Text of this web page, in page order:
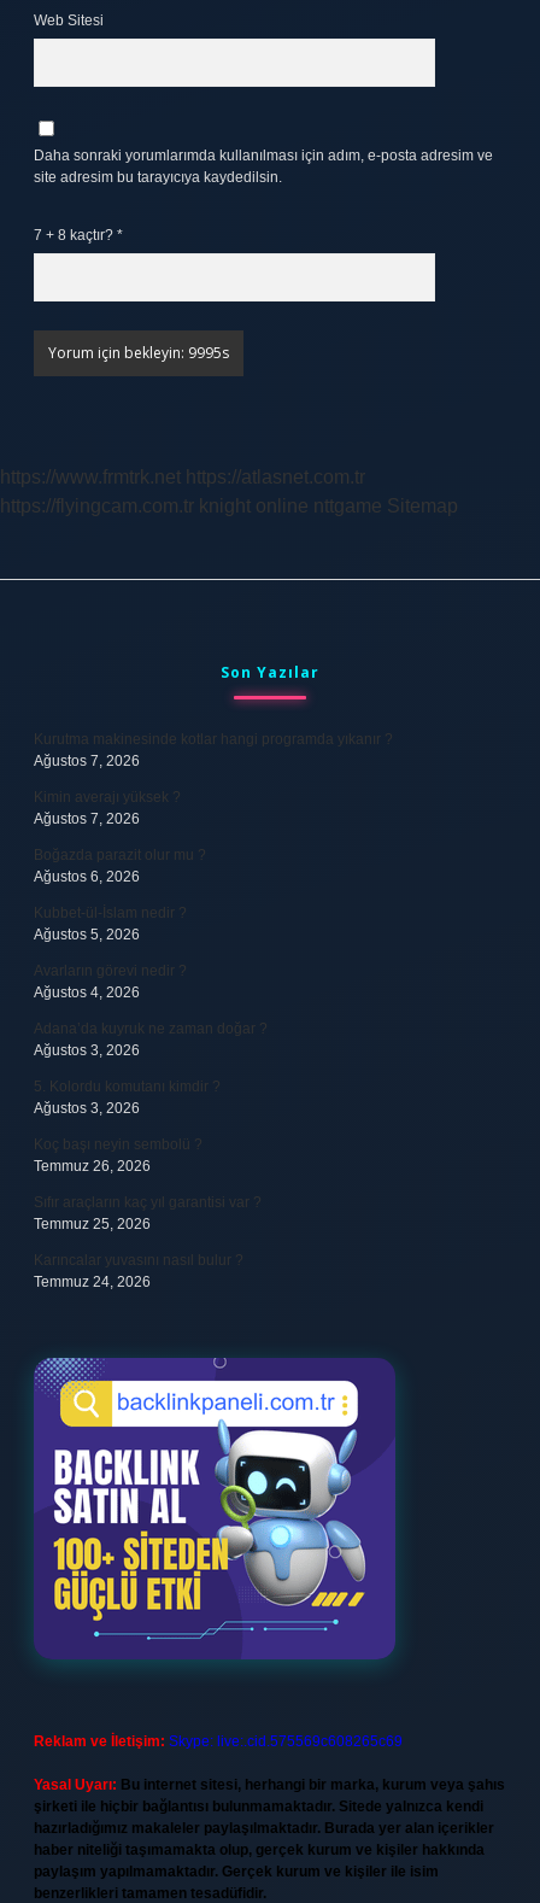
Web Sitesi
Daha sonraki yorumlarımda kullanılması için adım, e-posta adresim ve
site adresim bu tarayıcıya kaydedilsin.
7 + 8 kaçtır? *
https://www.frmtrk.net https://atlasnet.com.tr
https://flyingcam.com.tr knight online nttgame Sitemap
Son Yazılar
Kurutma makinesinde kotlar hangi programda yıkanır ?
Ağustos 7, 2026
Kimin averajı yüksek ?
Ağustos 7, 2026
Boğazda parazit olur mu ?
Ağustos 6, 2026
Kubbet-ül-İslam nedir ?
Ağustos 5, 2026
Avarların görevi nedir ?
Ağustos 4, 2026
Adana’da kuyruk ne zaman doğar ?
Ağustos 3, 2026
5. Kolordu komutanı kimdir ?
Ağustos 3, 2026
Koç başı neyin sembolü ?
Temmuz 26, 2026
Sıfır araçların kaç yıl garantisi var ?
Temmuz 25, 2026
Karıncalar yuvasını nasıl bulur ?
Temmuz 24, 2026
Reklam ve İletişim: Skype: live:.cid.575569c608265c69
Yasal Uyarı: Bu internet sitesi, herhangi bir marka, kurum veya şahıs
şirketi ile hiçbir bağlantısı bulunmamaktadır. Sitede yalnızca kendi
hazırladığımız makaleler paylaşılmaktadır. Burada yer alan içerikler
haber niteliği taşımamakta olup, gerçek kurum ve kişiler hakkında
paylaşım yapılmamaktadır. Gerçek kurum ve kişiler ile isim
benzerlikleri tamamen tesadüfidir.